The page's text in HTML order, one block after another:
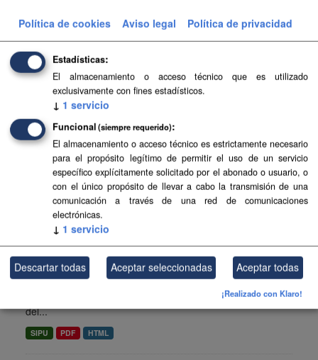
Tuineje . Esta información es producida y mantenida por el
Gobierno de Canarias y ha contado con la financiación
del...
SIPU PDF HTML FIP
Planeamiento urbanístico de Adeje
Planeamiento urbanístico sistematizado del municipio de
Adeje . Esta información es producida y mantenida por el
Gobierno de Canarias y ha contado con la financiación
PDF HTML FIP
Planeamiento urbanístico de El Pinar
Planeamiento urbanístico sistematizado del municipio de El
Pinar . Esta información es producida y mantenida por el
Gobierno de Canarias y ha contado con la financiación
del...
SIPU PDF HTML
Política de cookies Aviso legal Política de privacidad
Estadísticas
El almacenamiento o acceso técnico que es utilizado
exclusivamente con fines estadísticos.
↓ 1 servicio
Funcional (siempre requerido)
El almacenamiento o acceso técnico es estrictamente necesario
para el propósito legítimo de permitir el uso de un servicio
específico explícitamente solicitado por el abonado o usuario, o
con el único propósito de llevar a cabo la transmisión de una
comunicación a través de una red de comunicaciones
electrónicas.
↓ 1 servicio
Descartar todas Aceptar seleccionadas Aceptar todas
¡Realizado con Klaro!